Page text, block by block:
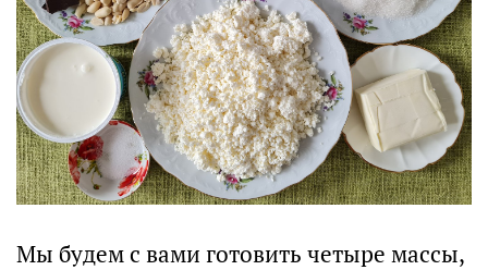
Мы будем с вами готовить четыре массы,